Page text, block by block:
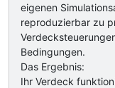
eigenen
reproduzierbar zu
Bedingungen.
Das Ergebnis:
Ihr Verdeck